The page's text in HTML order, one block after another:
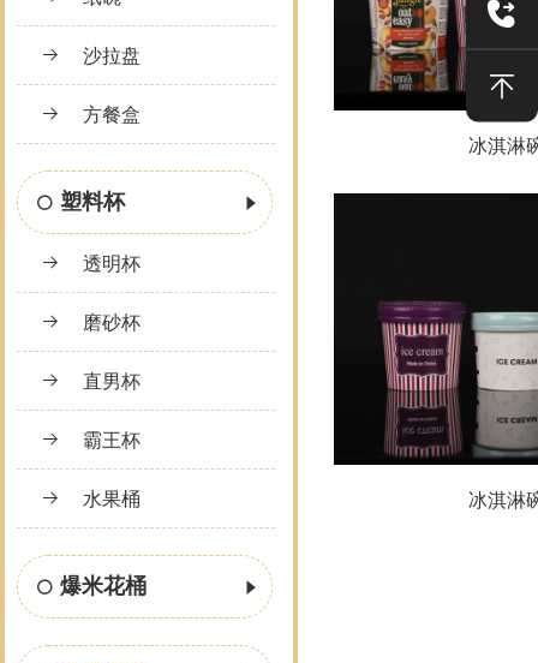
沙拉盘
方餐盒
塑料杯
透明杯
磨砂杯
直男杯
霸王杯
水果桶
爆米花桶
冰淇淋
冰淇淋